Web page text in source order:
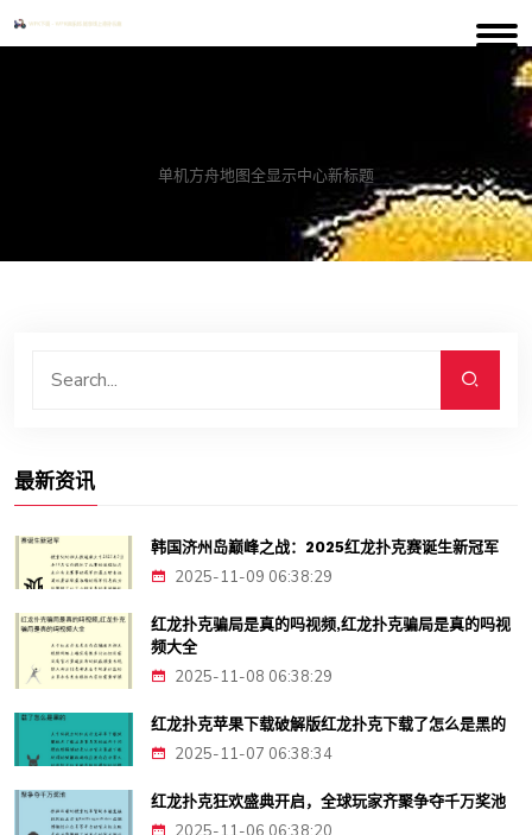
单机方舟地图全显示中心新标题
最新资讯
韩国济州岛巅峰之战：2025红龙扑克赛诞生新冠军
2025-11-09 06:38:29
红龙扑克骗局是真的吗视频,红龙扑克骗局是真的吗视
频大全
2025-11-08 06:38:29
红龙扑克苹果下载破解版红龙扑克下载了怎么是黑的
2025-11-07 06:38:34
红龙扑克狂欢盛典开启，全球玩家齐聚争夺千万奖池